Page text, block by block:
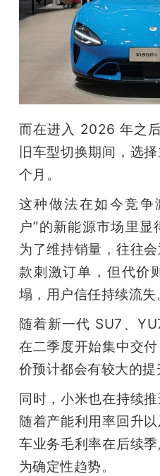
而在进入 2026 年之
旧车型切换期间，选
个月。
这种做法在如今竞争
户”的新能源市场里
为了维持销量，往往
款刺激订单，但代价
塌，用户信任持续流失
随着新一代 SU7、
在二季度开始集中交
价预计都会有较大的提
同时，小米也在持续
随着产能利用率回升
车业务毛利率在后续
为确定性趋势。